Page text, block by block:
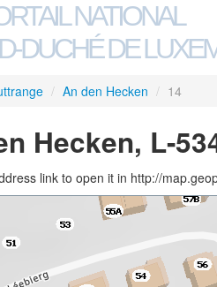
NATIONAL
DUCHÉ DE
/ An den Hecken / 14
Hecken, L-
link to open it in http://